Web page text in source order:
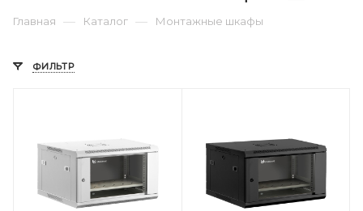
Главная — Каталог — Монтажные шкафы
ФИЛЬТР